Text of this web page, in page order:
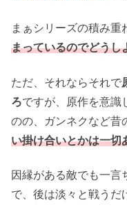
まぁシリーズの積み重
まっているのでどうし
ただ、それならそれで
ろですが、原作を意識
のの、ガンネクなど昔
い掛け合いとかは一切
因縁がある敵でも一言
で、後は淡々と戦うだ